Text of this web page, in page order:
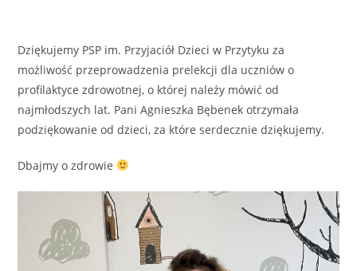
Dziękujemy PSP im. Przyjaciół Dzieci w Przytyku za
możliwość przeprowadzenia prelekcji dla uczniów o
profilaktyce zdrowotnej, o której należy mówić od
najmłodszych lat. Pani Agnieszka Bębenek otrzymała
podziękowanie od dzieci, za które serdecznie dziękujemy.
Dbajmy o zdrowie